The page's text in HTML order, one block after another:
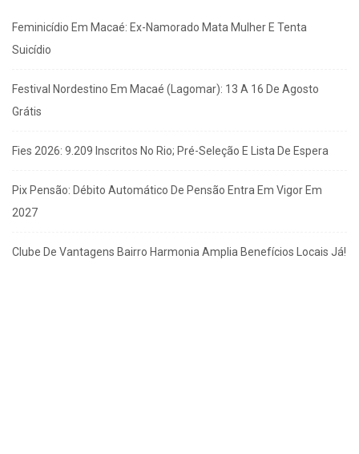
Feminicídio Em Macaé: Ex-Namorado Mata Mulher E Tenta
Suicídio
Festival Nordestino Em Macaé (Lagomar): 13 A 16 De Agosto
Grátis
Fies 2026: 9.209 Inscritos No Rio; Pré-Seleção E Lista De Espera
Pix Pensão: Débito Automático De Pensão Entra Em Vigor Em
2027
Clube De Vantagens Bairro Harmonia Amplia Benefícios Locais Já!